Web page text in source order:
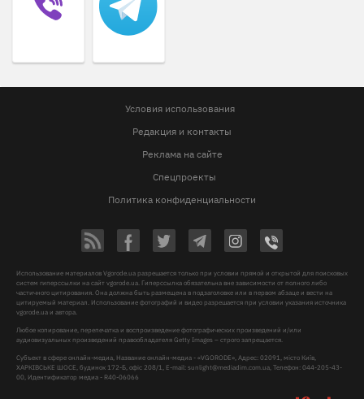
Условия использования
Редакция и контакты
Реклама на сайте
Спецпроекты
Политика конфиденциальности
Использование материалов Vgorode.ua разрешается только при условии прямой и открытой для поисковых
систем гиперссылки на сайт vgorode.ua. Гиперссылка обязательна вне зависимости от полного либо
частичного цитирования. Она должна быть размещена в подзаголовке или в первом абзаце и вести на
цитируемый материал. Использование фотографий и видео разрешается при условии указания источника
vgorode.ua и автора.
Любое копирование, перепечатка и воспроизведение фотографических произведений и/или
аудиовизуальных произведений правообладателя Getty Images – строго запрещается.
Субъект в сфере онлайн-медиа, Название онлайн-медиа - «VGORODE», Адрес: 02091, місто Київ,
ХАРКІВСЬКЕ ШОСЕ, будинок 172-Б, офіс 208/1, E-mail:sunlight@mediadim.com.ua, Телефон: 044-205-43-
00, Идентификатор медиа - R40-06066